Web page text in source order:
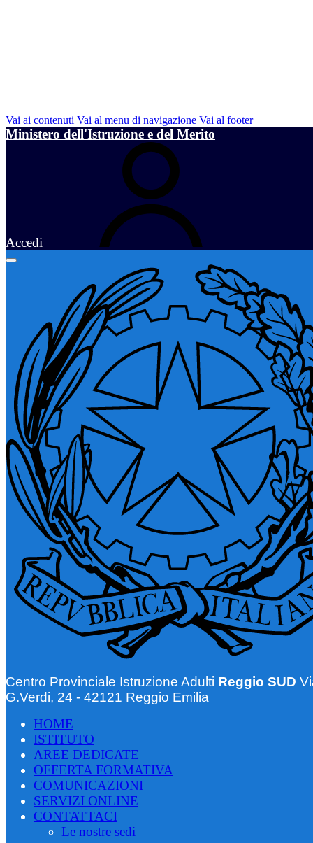
Vai ai contenuti Vai al menu di navigazione Vai al footer
Ministero dell'Istruzione e del Merito
Accedi
Centro Provinciale Istruzione Adulti Reggio SUD
G.Verdi, 24 - 42121 Reggio Emilia
HOME
ISTITUTO
AREE DEDICATE
OFFERTA FORMATIVA
COMUNICAZIONI
SERVIZI ONLINE
CONTATTACI
Le nostre sedi